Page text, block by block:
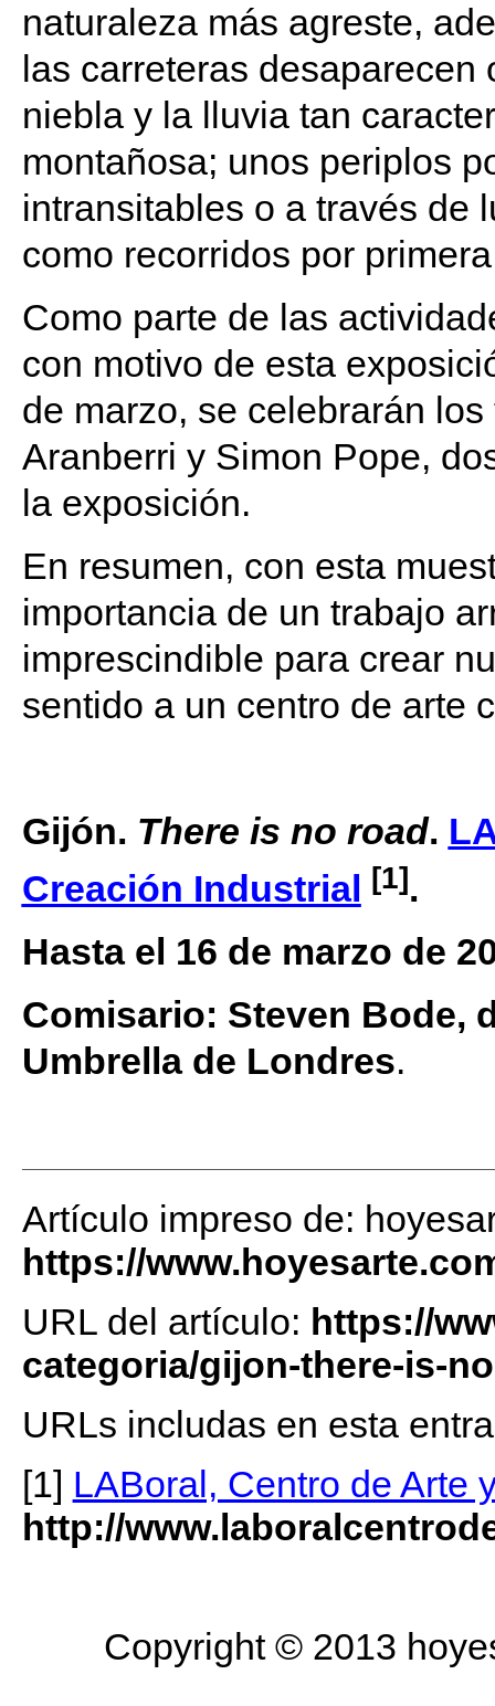
naturaleza más agreste,
las carreteras
niebla y la lluvia tan
montañosa; unos periplos
intransitables o a través de
como recorridos por
Como parte de las
con motivo de esta
de marzo, se celebrarán
Aranberri y Simon Pope,
la exposición.
En resumen, con esta
importancia de un trabajo
imprescindible para crear
sentido a un centro de arte
Gijón. There is no road.
Creación Industrial [1].
Hasta el 16 de marzo de
Comisario: Steven Bode,
Umbrella de Londres.
Artículo impreso de:
https://
URL del artículo: https://
categoria/gijon-there-is-
URLs includas en esta
[1] LABoral, Centro de Arte
http://
Copyright © 2013